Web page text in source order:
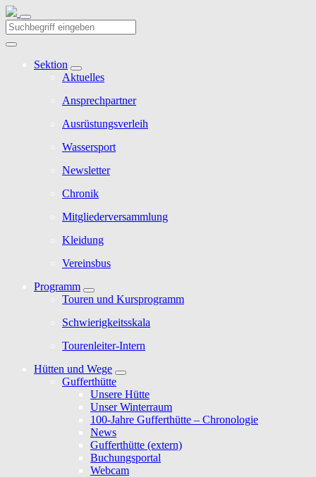
Sektion
Aktuelles
Ansprechpartner
Ausrüstungsverleih
Wassersport
Newsletter
Chronik
Mitgliederversammlung
Kleidung
Vereinsbus
Programm
Touren und Kursprogramm
Schwierigkeitsskala
Tourenleiter-Intern
Hütten und Wege
Gufferthütte
Unsere Hütte
Unser Winterraum
100-Jahre Gufferthütte – Chronologie
News
Gufferthütte (extern)
Buchungsportal
Webcam